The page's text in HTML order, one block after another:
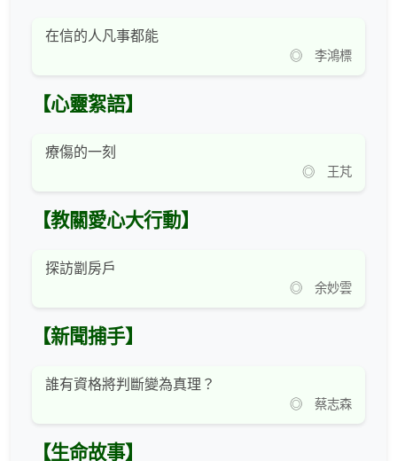
在信的人凡事都能
◎ 李鴻標
【心靈絮語】
療傷的一刻
◎ 王芃
【教關愛心大行動】
探訪劏房戶
◎ 余妙雲
【新聞捕手】
誰有資格將判斷變為真理？
◎ 蔡志森
【生命故事】